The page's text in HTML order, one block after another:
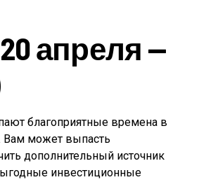
апреля —
благоприятные времена в
Вам может выпасть
дополнительный источник
инвестиционные